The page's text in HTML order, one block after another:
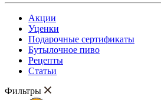
Акции
Уценки
Подарочные сертификаты
Бутылочное пиво
Рецепты
Статьи
Фильтры